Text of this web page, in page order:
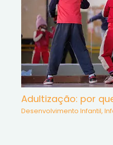
Adultização: por
Desenvolvimento Infantil,